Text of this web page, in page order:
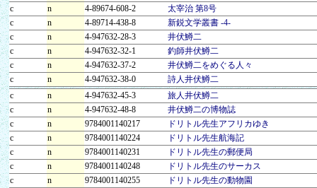
c
n 4-89674-608-2
太宰治 第8号
c
n 4-89714-438-8
新鋭文学叢書 -4-
c
n 4-947632-28-3
井伏鱒二
c
n 4-947632-32-1
釣師井伏鱒二
c
n 4-947632-37-2
井伏鱒二をめぐる人々
c
n 4-947632-38-0
詩人井伏鱒二
c
n 4-947632-45-3
旅人井伏鱒二
c
n 4-947632-48-8
井伏鱒二の博物誌
c
n 9784001140217
ドリトル先生アフリカゆき
c
n 9784001140224
ドリトル先生航海記
c
n 9784001140231
ドリトル先生の郵便局
c
n 9784001140248
ドリトル先生のサーカス
c
n 9784001140255
ドリトル先生の動物園